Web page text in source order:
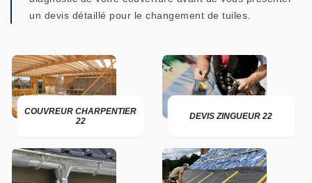
un devis détaillé pour le changement de tuiles.
COUVREUR CHARPENTIER
22
DEVIS ZINGUEUR 22